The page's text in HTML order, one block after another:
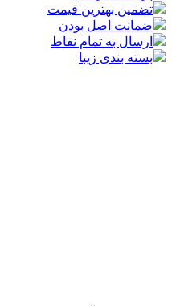
تضمین بهترین قیمت
ضمانت اصل بودن
ارسال به تمام نقاط
بسته بندی زیبا